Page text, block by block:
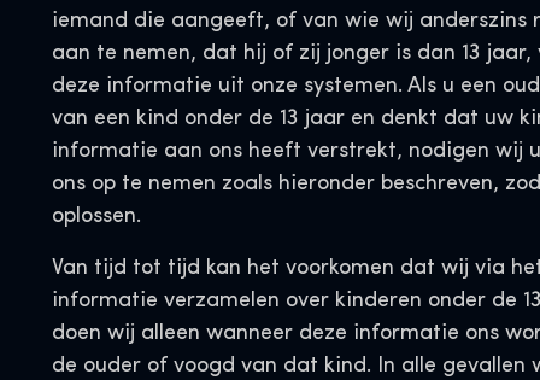
iemand die aangeeft, of van wie wij anderszins
aan te nemen, dat hij of zij jonger is dan 13
deze informatie uit onze systemen. Als u een
van een kind onder de 13 jaar en denkt dat uw
informatie aan ons heeft verstrekt, nodigen wij
ons op te nemen zoals hieronder beschreven,
oplossen.
Van tijd tot tijd kan het voorkomen dat wij via
informatie verzamelen over kinderen onder de
doen wij alleen wanneer deze informatie ons
de ouder of voogd van dat kind. In alle gevallen